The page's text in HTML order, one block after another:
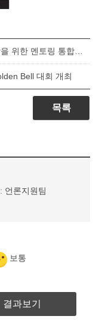
Bell 대회 개최
목록
언론지원팀
보통
결과보기